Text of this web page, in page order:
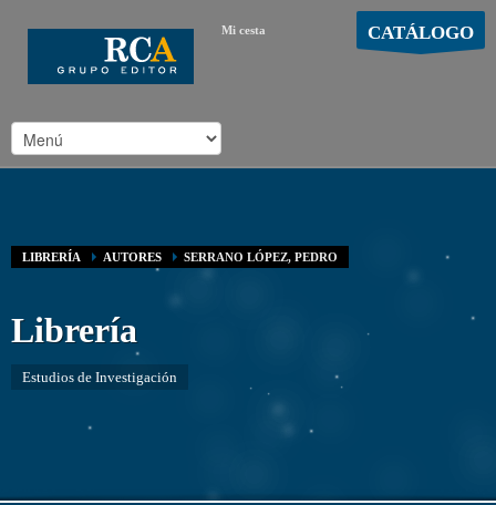
Mi cesta CATÁLOGO
LIBRERÍA AUTORES SERRANO LÓPEZ, PEDRO
Librería
Estudios de Investigación